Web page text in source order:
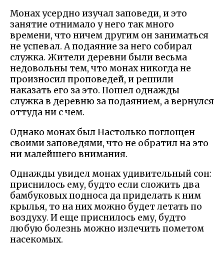
Монах усердно изучал заповеди, и это
занятие отнимало у него так много
времени, что ничем другим он заниматься
не успевал. А подаяние за него собирал
служка. Жители деревни были весьма
недовольны тем, что монах никогда не
произносил проповедей, и решили
наказать его за это. Пошел однажды
служка в деревню за подаянием, а вернулся
оттуда ни с чем.
Однако монах был Настолько поглощен
своими заповедями, что не обратил на это
ни малейшего внимания.
Однажды увидел монах удивительный сон:
приснилось ему, будто если сложить два
бамбуковых подноса да приделать к ним
крылья, то на них можно будет летать по
воздуху. И еще приснилось ему, будто
любую болезнь можно излечить пометом
насекомых.